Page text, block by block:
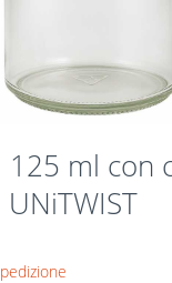
125 ml con